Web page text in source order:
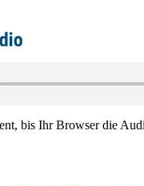
bis Ihr Browser die